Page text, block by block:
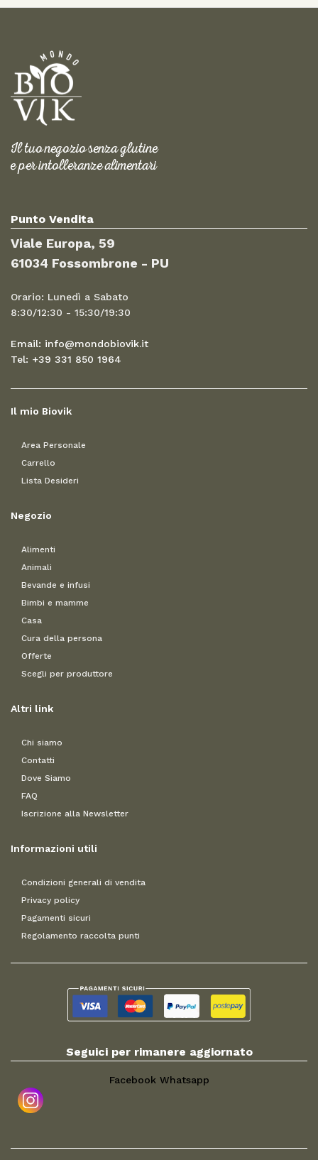
Il tuo negozio senza glutine
e per intolleranze alimentari
Punto Vendita
Viale Europa, 59
61034 Fossombrone - PU
Orario: Lunedì a Sabato
8:30/12:30 - 15:30/19:30
Email: info@mondobiovik.it
Tel: +39 331 850 1964
Il mio Biovik
Area Personale
Carrello
Lista Desideri
Negozio
Alimenti
Animali
Bevande e infusi
Bimbi e mamme
Casa
Cura della persona
Offerte
Scegli per produttore
Altri link
Chi siamo
Contatti
Dove Siamo
FAQ
Iscrizione alla Newsletter
Informazioni utili
Condizioni generali di vendita
Privacy policy
Pagamenti sicuri
Regolamento raccolta punti
Seguici per rimanere aggiornato
Facebook Whatsapp